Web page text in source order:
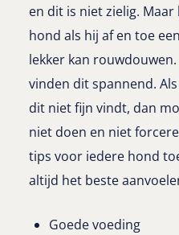
en dit is niet zielig.
hond als hij af en toe
lekker kan
vinden dit spannend.
dit niet fijn vindt, dan
niet doen en niet
tips voor iedere hond
altijd het beste
Goede voeding